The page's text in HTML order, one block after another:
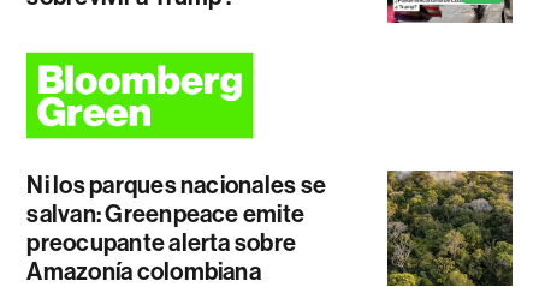
Ni los parques nacionales se
salvan: Greenpeace emite
preocupante alerta sobre
Amazonía colombiana